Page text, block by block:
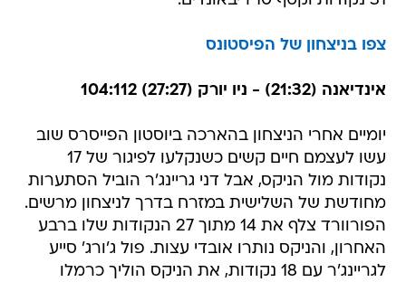
צפו בניצחון של הפיסטונס
אינדיאנה (21:32) - ניו יורק (27:27) 104:112
יומיים אחרי הניצחון בהארכה ביוסטון הפייסרס שוב
עשו לעצמם חיים קשים כשנקלעו לפיגור של 17
נקודות מול הניקס, אבל דני גריינג'ר הוביל הסתערות
מחודשת של השלישית במזרח בדרך לניצחון מרשים.
הפורוורד צלף את 14 מתוך 27 הנקודות שלו ברבע
האחרון, והניקס נותרו אובדי עצות. פול ג'ורג' סייע
לגריינג'ר עם 18 נקודות, את הניקס הוליך כרמלו